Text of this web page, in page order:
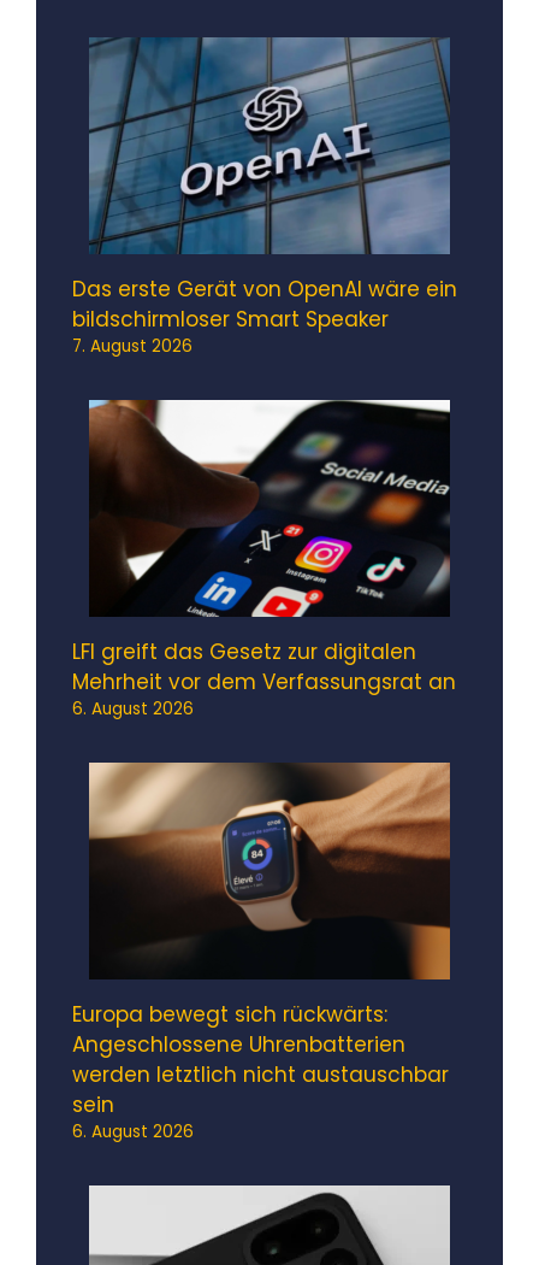
Das erste Gerät von OpenAI wäre ein
bildschirmloser Smart Speaker
7. August 2026
LFI greift das Gesetz zur digitalen
Mehrheit vor dem Verfassungsrat an
6. August 2026
Europa bewegt sich rückwärts:
Angeschlossene Uhrenbatterien
werden letztlich nicht austauschbar
sein
6. August 2026